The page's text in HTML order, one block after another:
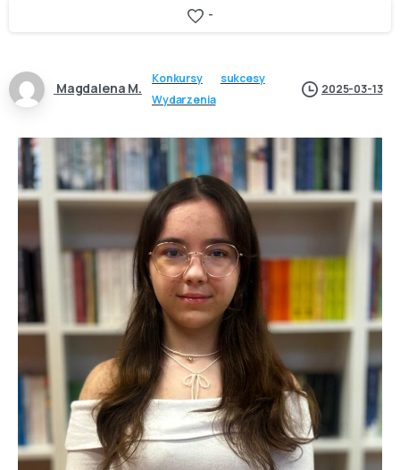
-
Magdalena M.
Konkursy
sukcesy
Wydarzenia
2025-03-13